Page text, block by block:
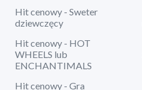
Hit cenowy - Sweter
dziewczęcy
Hit cenowy - HOT
WHEELS lub
ENCHANTIMALS
Hit cenowy - Gra